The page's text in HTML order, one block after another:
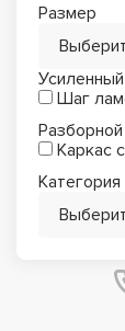
Размер
Шаг
Каркас
Категория